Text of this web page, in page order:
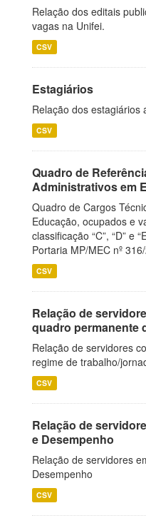
Relação dos editais
vagas na Unifei.
CSV
Estagiários
Relação dos estagiários
CSV
Quadro de
Administrativos em
Quadro de Cargos
Educação, ocupados e
classificação “C”, “D” e
Portaria MP/MEC nº
CSV
Relação de
quadro permanente
Relação de servidores
regime de trabalho/
CSV
Relação de
e Desempenho
Relação de servidores
Desempenho
CSV